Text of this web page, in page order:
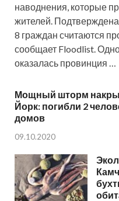
наводнения, которые
жителей. Подтверждена
8 граждан считаются
сообщает Floodlist.
оказалась провинция …
Мощный шторм
Йорк: погибли 2
домов
09.10.2020